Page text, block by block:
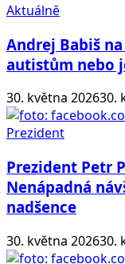
Aktuálně
Andrej Babiš
autistům nebo
30. května 202630.
Prezident
Prezident Petr
Nenápadná
nadšence
30. května 202630.